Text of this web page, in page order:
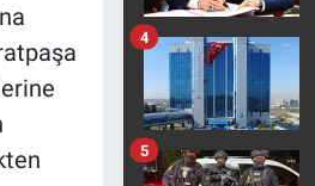
4
5